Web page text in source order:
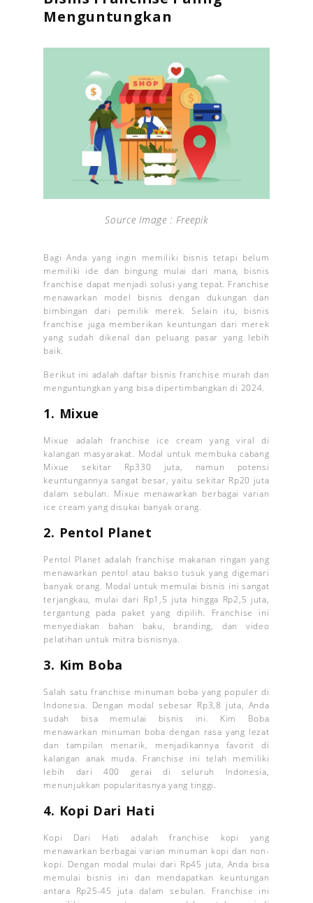
Menguntungkan
Source Image : Freepik
Bagi Anda yang ingin memiliki bisnis tetapi belum
memiliki ide dan bingung mulai dari mana, bisnis
franchise dapat menjadi solusi yang tepat. Franchise
menawarkan model bisnis dengan dukungan dan
bimbingan dari pemilik merek. Selain itu, bisnis
franchise juga memberikan keuntungan dari merek
yang sudah dikenal dan peluang pasar yang lebih
baik.
Berikut ini adalah daftar bisnis franchise murah dan
menguntungkan yang bisa dipertimbangkan di 2024.
1. Mixue
Mixue adalah franchise ice cream yang viral di
kalangan masyarakat. Modal untuk membuka cabang
Mixue sekitar Rp330 juta, namun potensi
keuntungannya sangat besar, yaitu sekitar Rp20 juta
dalam sebulan. Mixue menawarkan berbagai varian
ice cream yang disukai banyak orang.
2. Pentol Planet
Pentol Planet adalah franchise makanan ringan yang
menawarkan pentol atau bakso tusuk yang digemari
banyak orang. Modal untuk memulai bisnis ini sangat
terjangkau, mulai dari Rp1,5 juta hingga Rp2,5 juta,
tergantung pada paket yang dipilih. Franchise ini
menyediakan bahan baku, branding, dan video
pelatihan untuk mitra bisnisnya.
3. Kim Boba
Salah satu franchise minuman boba yang populer di
Indonesia. Dengan modal sebesar Rp3,8 juta, Anda
sudah bisa memulai bisnis ini. Kim Boba
menawarkan minuman boba dengan rasa yang lezat
dan tampilan menarik, menjadikannya favorit di
kalangan anak muda. Franchise ini telah memiliki
lebih dari 400 gerai di seluruh Indonesia,
menunjukkan popularitasnya yang tinggi.
4. Kopi Dari Hati
Kopi Dari Hati adalah franchise kopi yang
menawarkan berbagai varian minuman kopi dan non-
kopi. Dengan modal mulai dari Rp45 juta, Anda bisa
memulai bisnis ini dan mendapatkan keuntungan
antara Rp25-45 juta dalam sebulan. Franchise ini